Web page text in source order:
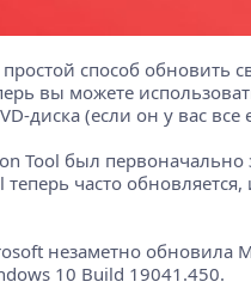
способ обновить
вы можете
диска (если он у вас все
Tool был
теперь часто
незаметно обновила
10 Build 19041.450.